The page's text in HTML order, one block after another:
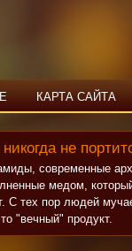
КАРТА САЙТА
не
современные
медом,
С тех пор людей
"вечный" продукт.